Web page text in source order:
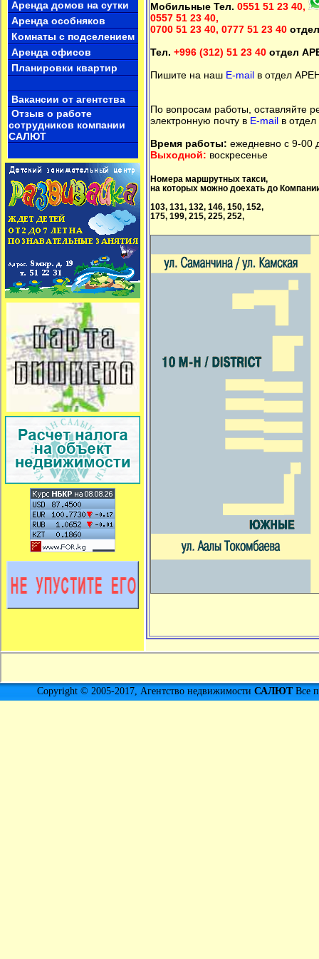
квартиру на длительный срок до 300$
Аренда домов на сутки
Аренда особняков
Комнаты с подселением
Аренда офисов
Планировки квартир
Вакансии от агентства
Отзыв о работе
сотрудников компании
САЛЮТ
Мобильные Тел. 0551 51 23 40,
0557 51 23 40,
0700 51 23 40, 0777 51 23 40
Тел. +996 (312) 51 23 40 отдел
Пишите на наш E-mail в отдел
По вопросам работы, оставляйте
электронную почту в E-mail в
Время работы: ежедневно с 9-00
Выходной: воскресенье
Номера маршрутных такси,
на которых можно доехать до
103, 131, 132, 146, 150, 152,
175, 199, 215, 225, 252,
Copyright © 2005-2017, Агентство недвижимости САЛЮТВсе